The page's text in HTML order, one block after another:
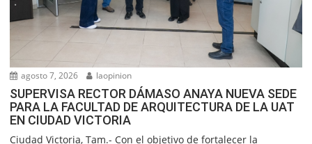
agosto 7, 2026 laopinion
SUPERVISA RECTOR DÁMASO ANAYA NUEVA SEDE
PARA LA FACULTAD DE ARQUITECTURA DE LA UAT
EN CIUDAD VICTORIA
Ciudad Victoria, Tam.- Con el objetivo de fortalecer la